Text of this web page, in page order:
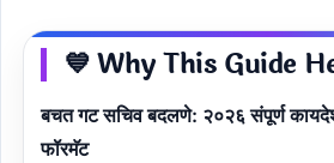
💙 Why This Guide
बचत गट सचिव बदलणे: २०२६ संपूर्ण
फॉरमॅट